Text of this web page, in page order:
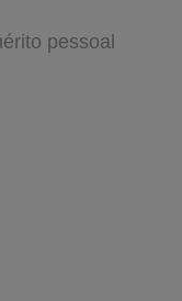
pessoal